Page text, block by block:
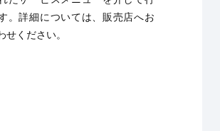
。詳細については、販売店へお
せください。